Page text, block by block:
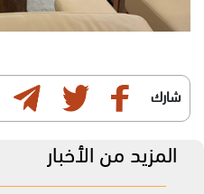
شارك
المزيد من الأخبار